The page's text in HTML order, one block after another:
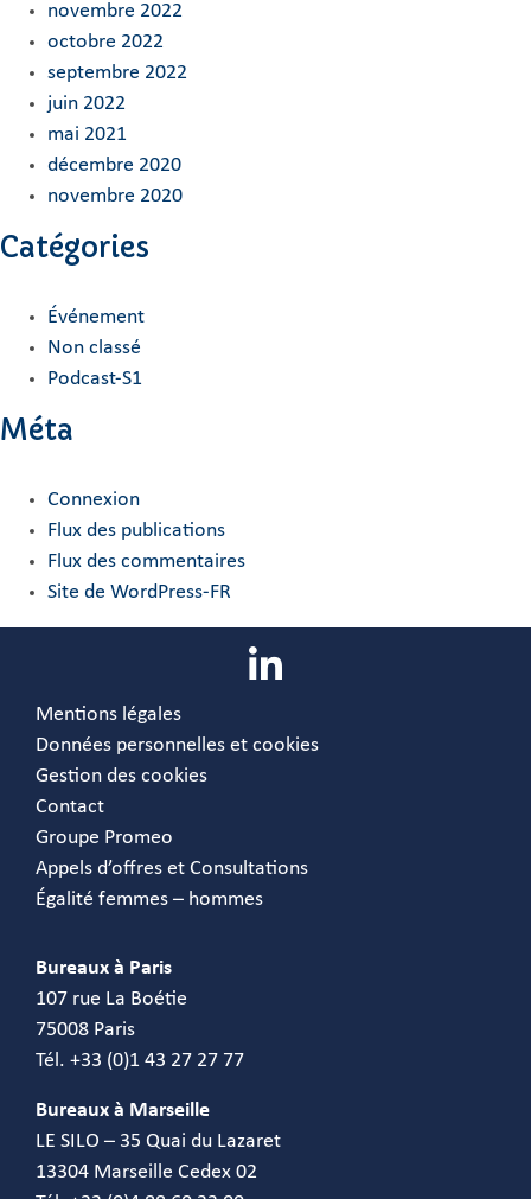
novembre 2022
octobre 2022
septembre 2022
juin 2022
mai 2021
décembre 2020
novembre 2020
Catégories
Événement
Non classé
Podcast-S1
Méta
Connexion
Flux des publications
Flux des commentaires
Site de WordPress-FR
Mentions légales
Données personnelles et cookies
Gestion des cookies
Contact
Groupe Promeo
Appels d’offres et Consultations
Égalité femmes – hommes
Bureaux à Paris
107 rue La Boétie
75008 Paris
Tél. +33 (0)1 43 27 27 77
Bureaux à Marseille
LE SILO – 35 Quai du Lazaret
13304 Marseille Cedex 02